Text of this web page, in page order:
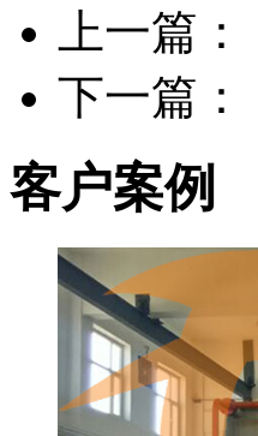
上一篇：
下一篇：
客户案例